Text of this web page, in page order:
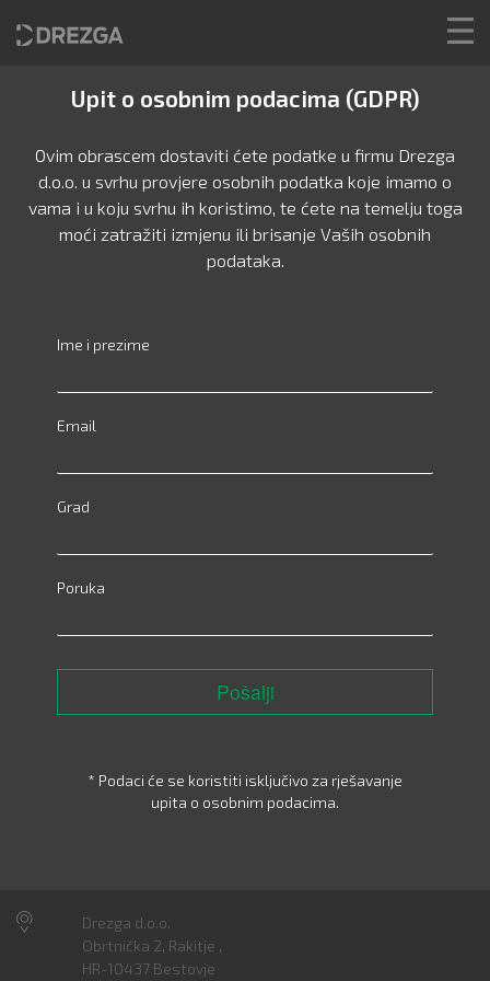
Upit o osobnim podacima (GDPR)
Ovim obrascem dostaviti ćete podatke u firmu Drezga
d.o.o. u svrhu provjere osobnih podatka koje imamo o
vama i u koju svrhu ih koristimo, te ćete na temelju toga
moći zatražiti izmjenu ili brisanje Vaših osobnih
podataka.
Ime i prezime
Email
Grad
Poruka
Pošalji
* Podaci će se koristiti isključivo za rješavanje
upita o osobnim podacima.
Drezga d.o.o.
Obrtnička 2, Rakitje ,
HR-10437 Bestovje